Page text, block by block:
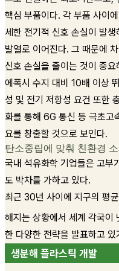
핵심 부품이다. 각 부품 사이
세한 전기적 신호 손실이 발
발열로 이어진다. 그 때문에
신호 손실을 줄이는 것이 중
에폭시 수지 대비 10배 이상
성 및 전기 저항성 요건 또한
화를 통해 6G 통신 등 극초고
요를 창출할 것으로 보인다.
탄소중립에 맞춰 친환경
국내 석유화학 기업들은 고부
도 박차를 가하고 있다.
최근 30년 사이에 지구의 평
해지는 상황에서 세계 각국이
한 다양한 전략을 발표하고 있
생분해 플라스틱 개발